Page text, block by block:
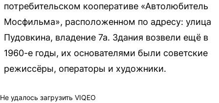
потребительском кооперативе «Автолюбитель
Мосфильма», расположенном по адресу: улица
Пудовкина, владение 7а. Здания возвели ещё в
1960-е годы, их основателями были советские
режиссёры, операторы и художники.
Не удалось загрузить VIQEO